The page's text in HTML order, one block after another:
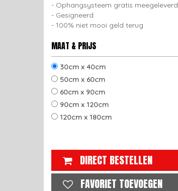
Ophangsysteem gratis meegeleverd
Gesigneerd
100% niet mooi geld terug
MAAT & PRIJS
30cm x 40cm
50cm x 60cm
60cm x 90cm
90cm x 120cm
120cm x 180cm
DIRECT BESTELLEN
FAVORIET TOEVOEGEN